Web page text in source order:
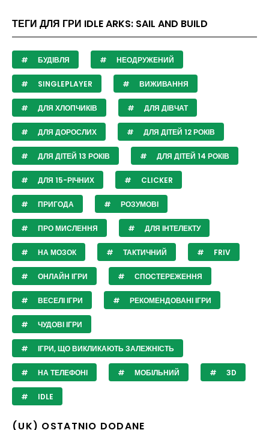
ТЕГИ ДЛЯ ГРИ IDLE ARKS: SAIL AND BUILD
БУДІВЛЯ НЕОДРУЖЕНИЙ
SINGLEPLAYER ВИЖИВАННЯ
ДЛЯ ХЛОПЧИКІВ ДЛЯ ДІВЧАТ
ДЛЯ ДОРОСЛИХ ДЛЯ ДІТЕЙ 12 РОКІВ
ДЛЯ ДІТЕЙ 13 РОКІВ ДЛЯ ДІТЕЙ 14 РОКІВ
ДЛЯ 15-РІЧНИХ CLICKER
ПРИГОДА РОЗУМОВІ
ПРО МИСЛЕННЯ ДЛЯ ІНТЕЛЕКТУ
НА МОЗОК ТАКТИЧНИЙ FRIV
ОНЛАЙН ІГРИ СПОСТЕРЕЖЕННЯ
ВЕСЕЛІ ІГРИ РЕКОМЕНДОВАНІ ІГРИ
ЧУДОВІ ІГРИ
ІГРИ, ЩО ВИКЛИКАЮТЬ ЗАЛЕЖНІСТЬ
НА ТЕЛЕФОНІ МОБІЛЬНИЙ 3D
IDLE
(UK) OSTATNIO DODANE